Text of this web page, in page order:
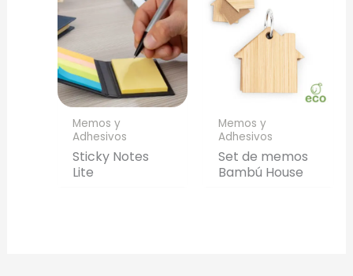
Memos y
Adhesivos
Sticky Notes
Lite
Memos y
Adhesivos
Set de memos
Bambú House